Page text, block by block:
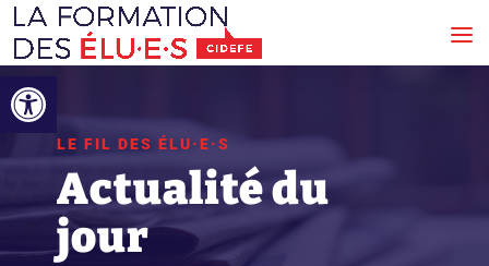
Ouvrir la barre d’outils
LE FIL DES ÉLU·E·S
Actualité du
jour